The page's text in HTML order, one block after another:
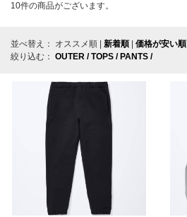
10件の商品がございます。
並べ替え： オススメ順 | 新着順 | 価格が安い順
絞り込む： OUTER / TOPS / PANTS /